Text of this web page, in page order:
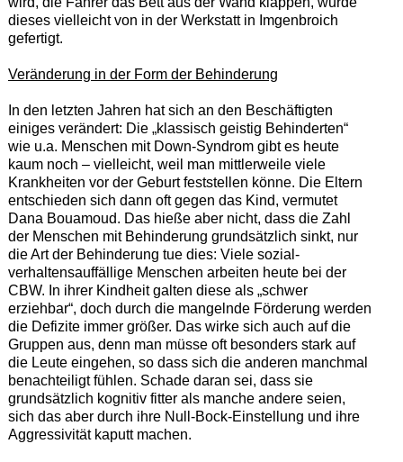
dieses vielleicht von in der Werkstatt in Imgenbroich
gefertigt.
Veränderung in der Form der Behinderung
In den letzten Jahren hat sich an den Beschäftigten
einiges verändert: Die „klassisch geistig Behinderten“
wie u.a. Menschen mit Down-Syndrom gibt es heute
kaum noch – vielleicht, weil man mittlerweile viele
Krankheiten vor der Geburt feststellen könne. Die Eltern
entschieden sich dann oft gegen das Kind, vermutet
Dana Bouamoud. Das hieße aber nicht, dass die Zahl
der Menschen mit Behinderung grundsätzlich sinkt, nur
die Art der Behinderung tue dies: Viele sozial-
verhaltensauffällige Menschen arbeiten heute bei der
CBW. In ihrer Kindheit galten diese als „schwer
erziehbar“, doch durch die mangelnde Förderung werden
die Defizite immer größer. Das wirke sich auch auf die
Gruppen aus, denn man müsse oft besonders stark auf
die Leute eingehen, so dass sich die anderen manchmal
benachteiligt fühlen. Schade daran sei, dass sie
grundsätzlich kognitiv fitter als manche andere seien,
sich das aber durch ihre Null-Bock-Einstellung und ihre
Aggressivität kaputt machen.